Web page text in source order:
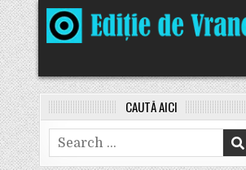
Skip
to
content
CAUTĂ AICI
Search
for: